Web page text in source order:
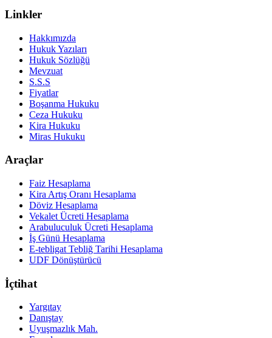
Linkler
Hakkımızda
Hukuk Yazıları
Hukuk Sözlüğü
Mevzuat
S.S.S
Fiyatlar
Boşanma Hukuku
Ceza Hukuku
Kira Hukuku
Miras Hukuku
Araçlar
Faiz Hesaplama
Kira Artış Oranı Hesaplama
Döviz Hesaplama
Vekalet Ücreti Hesaplama
Arabuluculuk Ücreti Hesaplama
İş Günü Hesaplama
E-tebligat Tebliğ Tarihi Hesaplama
UDF Dönüştürücü
İçtihat
Yargıtay
Danıştay
Uyuşmazlık Mah.